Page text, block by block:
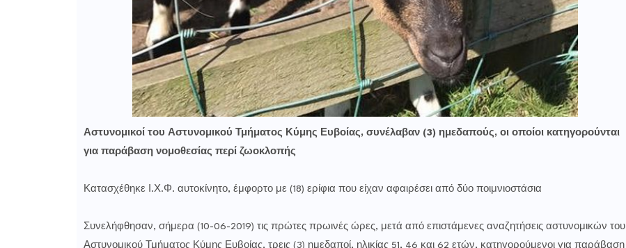
Αστυνομικοί του Αστυνομικού Τμήματος Κύμης Ευβοίας, συνέλαβαν (3) ημεδαπούς, οι οποίοι κατηγορούνται
για παράβαση νομοθεσίας περί ζωοκλοπής
Κατασχέθηκε Ι.Χ.Φ. αυτοκίνητο, έμφορτο με (18) ερίφια που είχαν αφαιρέσει από δύο ποιμνιοστάσια
Συνελήφθησαν, σήμερα (10-06-2019) τις πρώτες πρωινές ώρες, μετά από επιστάμενες αναζητήσεις αστυνομικών του
Αστυνομικού Τμήματος Κύμης Ευβοίας, τρεις (3) ημεδαποί, ηλικίας 51, 46 και 62 ετών, κατηγορούμενοι για παράβαση